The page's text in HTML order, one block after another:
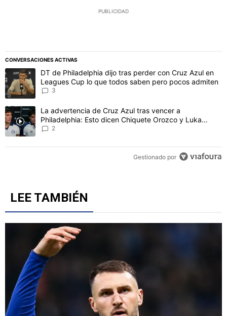
PUBLICIDAD
CONVERSACIONES ACTIVAS
Este listado muestra los artículos con más comentarios en los
Un artículo de tendencia con el título "DT de Philadelphia dijo
DT de Philadelphia dijo tras perder con Cruz Azul en
Leagues Cup lo que todos saben pero pocos admiten
3
Un artículo de tendencia con el título "La advertencia de Cruz
La advertencia de Cruz Azul tras vencer a
Philadelphia: Esto dicen Chiquete Orozco y Luka
Romero
2
Gestionado por
LEE TAMBIÉN